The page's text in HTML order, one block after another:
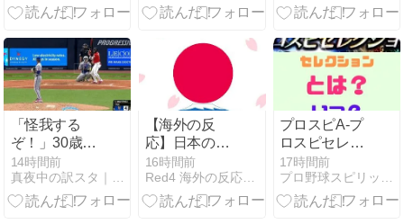
回2死からの
熊本・有明が
立命館宇治を
逆転撃破…甲
子園初勝利が
被災地に届け
た勇気！
中日にまさか
る？
「怪我する
ぞ！」30歳で
のメジャーデ
ビュー、三振
後の豪快ジャ
14時間前
【海外の反
応】日本のウ
ェブサイトっ
て質の低いも
のが多い気が
16時間前
Red4 海外の反応まとめ
プロスピA-プ
ロスピセレク
ション2026は
いつ？登場日
と選手予想し
17時間前